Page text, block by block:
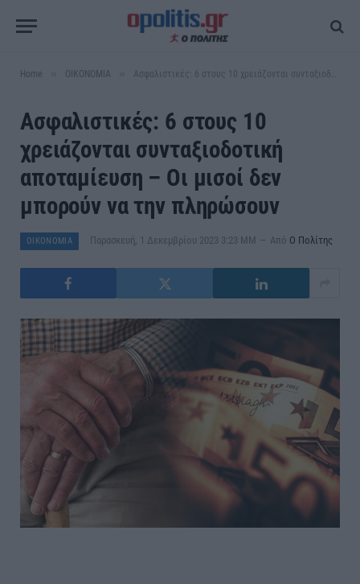
Home ΟΙΚΟΝΟΜΙΑ Ασφαλιστικές: 6 στους 10 χρειάζονται συνταξιοδοτική αποταμίευση – Οι μισοί δεν μπορούν να την πληρώσουν
Ασφαλιστικές: 6 στους 10
χρειάζονται συνταξιοδοτική
αποταμίευση – Οι μισοί δεν
μπορούν να την πληρώσουν
ΟΙΚΟΝΟΜΙΑ Παρασκευή, 1 Δεκεμβρίου 2023 3:23 ΜΜ Από Ο Πολίτης